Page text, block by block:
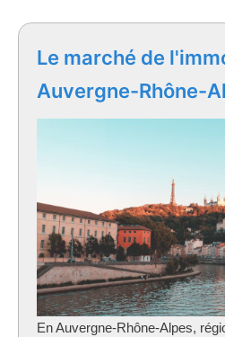
Le marché de
Auvergne-Rhône-
En Auvergne-Rhône-Alpes,